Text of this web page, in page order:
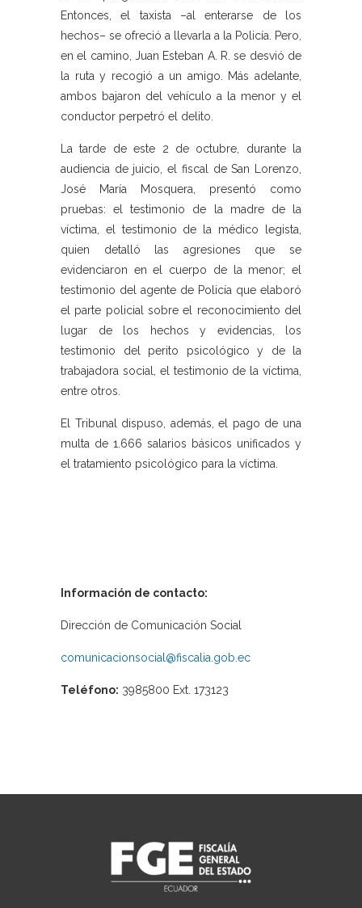
Entonces, el taxista –al enterarse de los
hechos– se ofreció a llevarla a la Policía. Pero,
en el camino, Juan Esteban A. R. se desvió de
la ruta y recogió a un amigo. Más adelante,
ambos bajaron del vehículo a la menor y el
conductor perpetró el delito.
La tarde de este 2 de octubre, durante la
audiencia de juicio, el fiscal de San Lorenzo,
José María Mosquera, presentó como
pruebas: el testimonio de la madre de la
víctima, el testimonio de la médico legista,
quien detalló las agresiones que se
evidenciaron en el cuerpo de la menor; el
testimonio del agente de Policía que elaboró
el parte policial sobre el reconocimiento del
lugar de los hechos y evidencias, los
testimonio del perito psicológico y de la
trabajadora social, el testimonio de la víctima,
entre otros.
El Tribunal dispuso, además, el pago de una
multa de 1.666 salarios básicos unificados y
el tratamiento psicológico para la víctima.
Información de contacto:
Dirección de Comunicación Social
comunicacionsocial@fiscalia.gob.ec
Teléfono: 3985800 Ext. 173123